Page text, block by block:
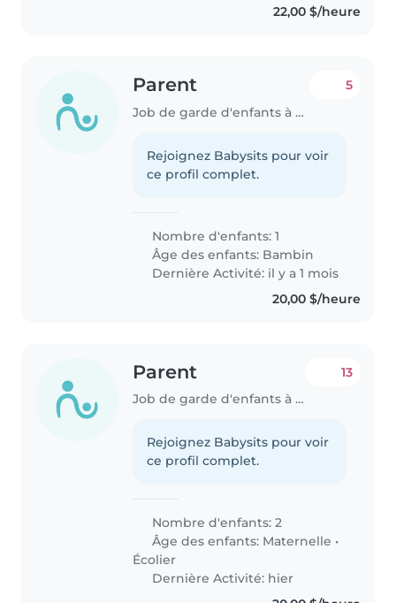
22,00 $/heure
Parent
Job de garde d'enfants à Port Moody
5
Rejoignez Babysits pour voir
ce profil complet.
Nombre d'enfants: 1
Âge des enfants: Bambin
Dernière Activité: il y a 1 mois
20,00 $/heure
Parent
Job de garde d'enfants à Port Moody
13
Rejoignez Babysits pour voir
ce profil complet.
Nombre d'enfants: 2
Âge des enfants: Maternelle •
Écolier
Dernière Activité: hier